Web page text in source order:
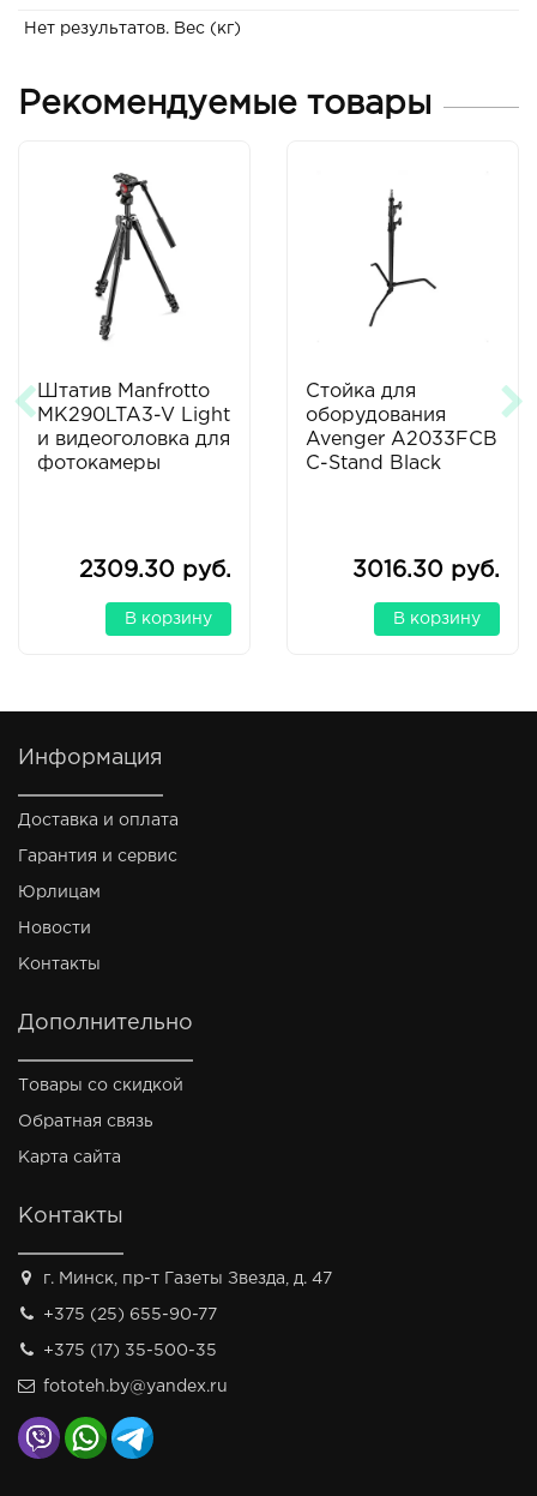
Нет результатов. Вес (кг)
Рекомендуемые товары
Штатив Manfrotto
MK290LTA3-V Light
и видеоголовка для
фотокамеры
2309.30 руб.
В корзину
Стойка для
оборудования
Avenger A2033FCB
C-Stand Black
3016.30 руб.
В корзину
Информация
Доставка и оплата
Гарантия и сервис
Юрлицам
Новости
Контакты
Дополнительно
Товары со скидкой
Обратная связь
Карта сайта
Контакты
г. Минск, пр-т Газеты Звезда, д. 47
+375 (25) 655-90-77
+375 (17) 35-500-35
fototeh.by@yandex.ru